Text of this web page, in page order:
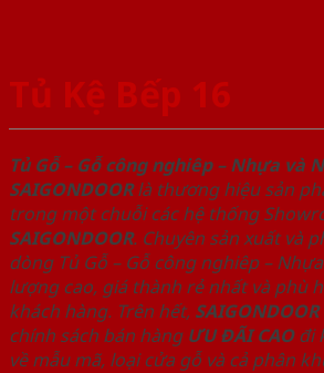
Tủ Kệ Bếp 16
Tủ Gỗ – Gỗ công nghiêp – Nhựa và
SAIGONDOORlà thương hiệu sản
trong một chuỗi các hệ thống
SAIGONDOOR. Chuyên sản xuất và
dòng Tủ Gỗ – Gỗ công nghiêp –
lượng cao, giá thành rẻ nhất và phù
khách hàng. Trên hết, SAIGONDOOR
chính sách bán hàng ƯU ĐÃI CAOđi
về mẫu mã, loại cửa gỗ và cả phân